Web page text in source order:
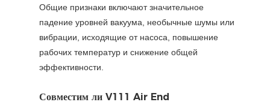
Общие признаки включают значительное
падение уровней вакуума, необычные шумы или
вибрации, исходящие от насоса, повышение
рабочих температур и снижение общей
эффективности.
Совместим ли V111 Air End